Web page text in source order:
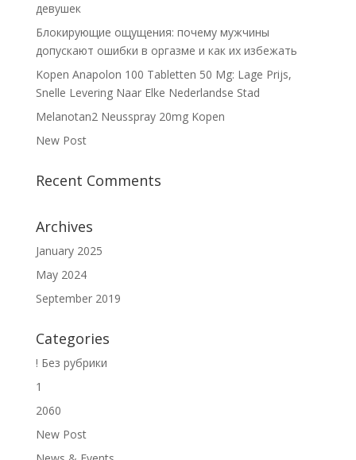
девушек
Блокирующие ощущения: почему мужчины
допускают ошибки в оргазме и как их избежать
Kopen Anapolon 100 Tabletten 50 Mg: Lage Prijs,
Snelle Levering Naar Elke Nederlandse Stad
Melanotan2 Neusspray 20mg Kopen
New Post
Recent Comments
Archives
January 2025
May 2024
September 2019
Categories
! Без рубрики
1
2060
New Post